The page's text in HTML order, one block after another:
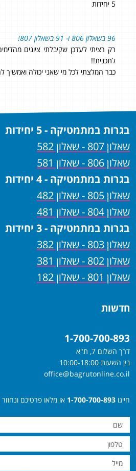
מהדימים ואני חייבת תודה ענקית
ואמשיך להמליץ :)
את
כלכך
בגרות במתמטיקה - 5 יחידות
שאלון 807 - שאלון 582
שאלון 806 - שאלון 581
בגרות במתמטיקה - 4 יחידות
שאלון 805 - שאלון 482
שאלון 804 - שאלון 481
בגרות במתמטיקה - 3 יחידות
שאלון 803 - שאלון 382
שאלון 802 - שאלון 381
שאלון 801 - שאלון 182
חדשות
1-700-700-893
דרך השלום 7, ת"א
בין השעות 10:00-18:00
office@bagrutonline.co.il
חייגו 1-700-700-893 או מלאו פרטיכם